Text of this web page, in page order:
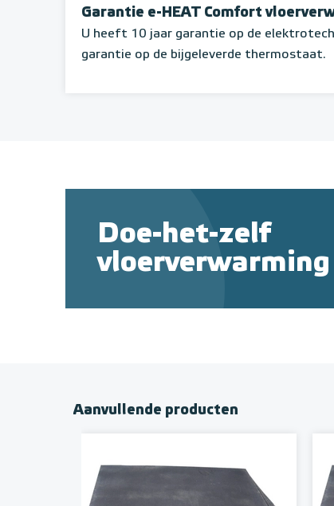
Garantie e-HEAT Comfort
U heeft 10 jaar garantie op de
garantie op de bijgeleverde thermostaat.
Doe-het-zelf
vloerverwarming
Aanvullende producten